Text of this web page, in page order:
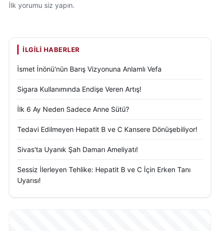
İlk yorumu siz yapın.
İLGILI HABERLER
İsmet İnönü'nün Barış Vizyonuna Anlamlı Vefa
Sigara Kullanımında Endişe Veren Artış!
İlk 6 Ay Neden Sadece Anne Sütü?
Tedavi Edilmeyen Hepatit B ve C Kansere Dönüşebiliyor!
Sivas'ta Uyanık Şah Damarı Ameliyatı!
Sessiz İlerleyen Tehlike: Hepatit B ve C İçin Erken Tanı
Uyarısı!